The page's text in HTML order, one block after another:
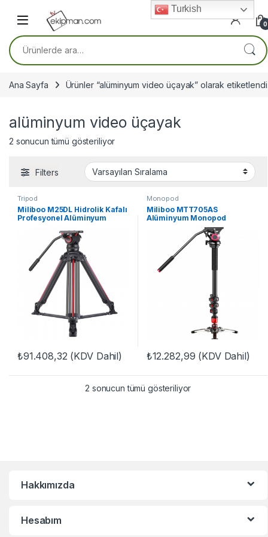
0
Ara:
Ana Sayfa Ürünler “alüminyum video üçayak” olarak etiketlendi
alüminyum video üçayak
2 sonucun tümü gösteriliyor
Filters
Tripod
Miliboo M25DL Hidrolik Kafalı
Profesyonel Alüminyum
₺91.408,32 (KDV Dahil)
Monopod
Miliboo MTT705AS
Alüminyum Monopod
₺12.282,99 (KDV Dahil)
2 sonucun tümü gösteriliyor
Hakkımızda
Hesabım
Turkish